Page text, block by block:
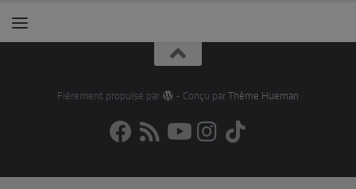
Fièrement propulsé par - Conçu par Thème Hueman